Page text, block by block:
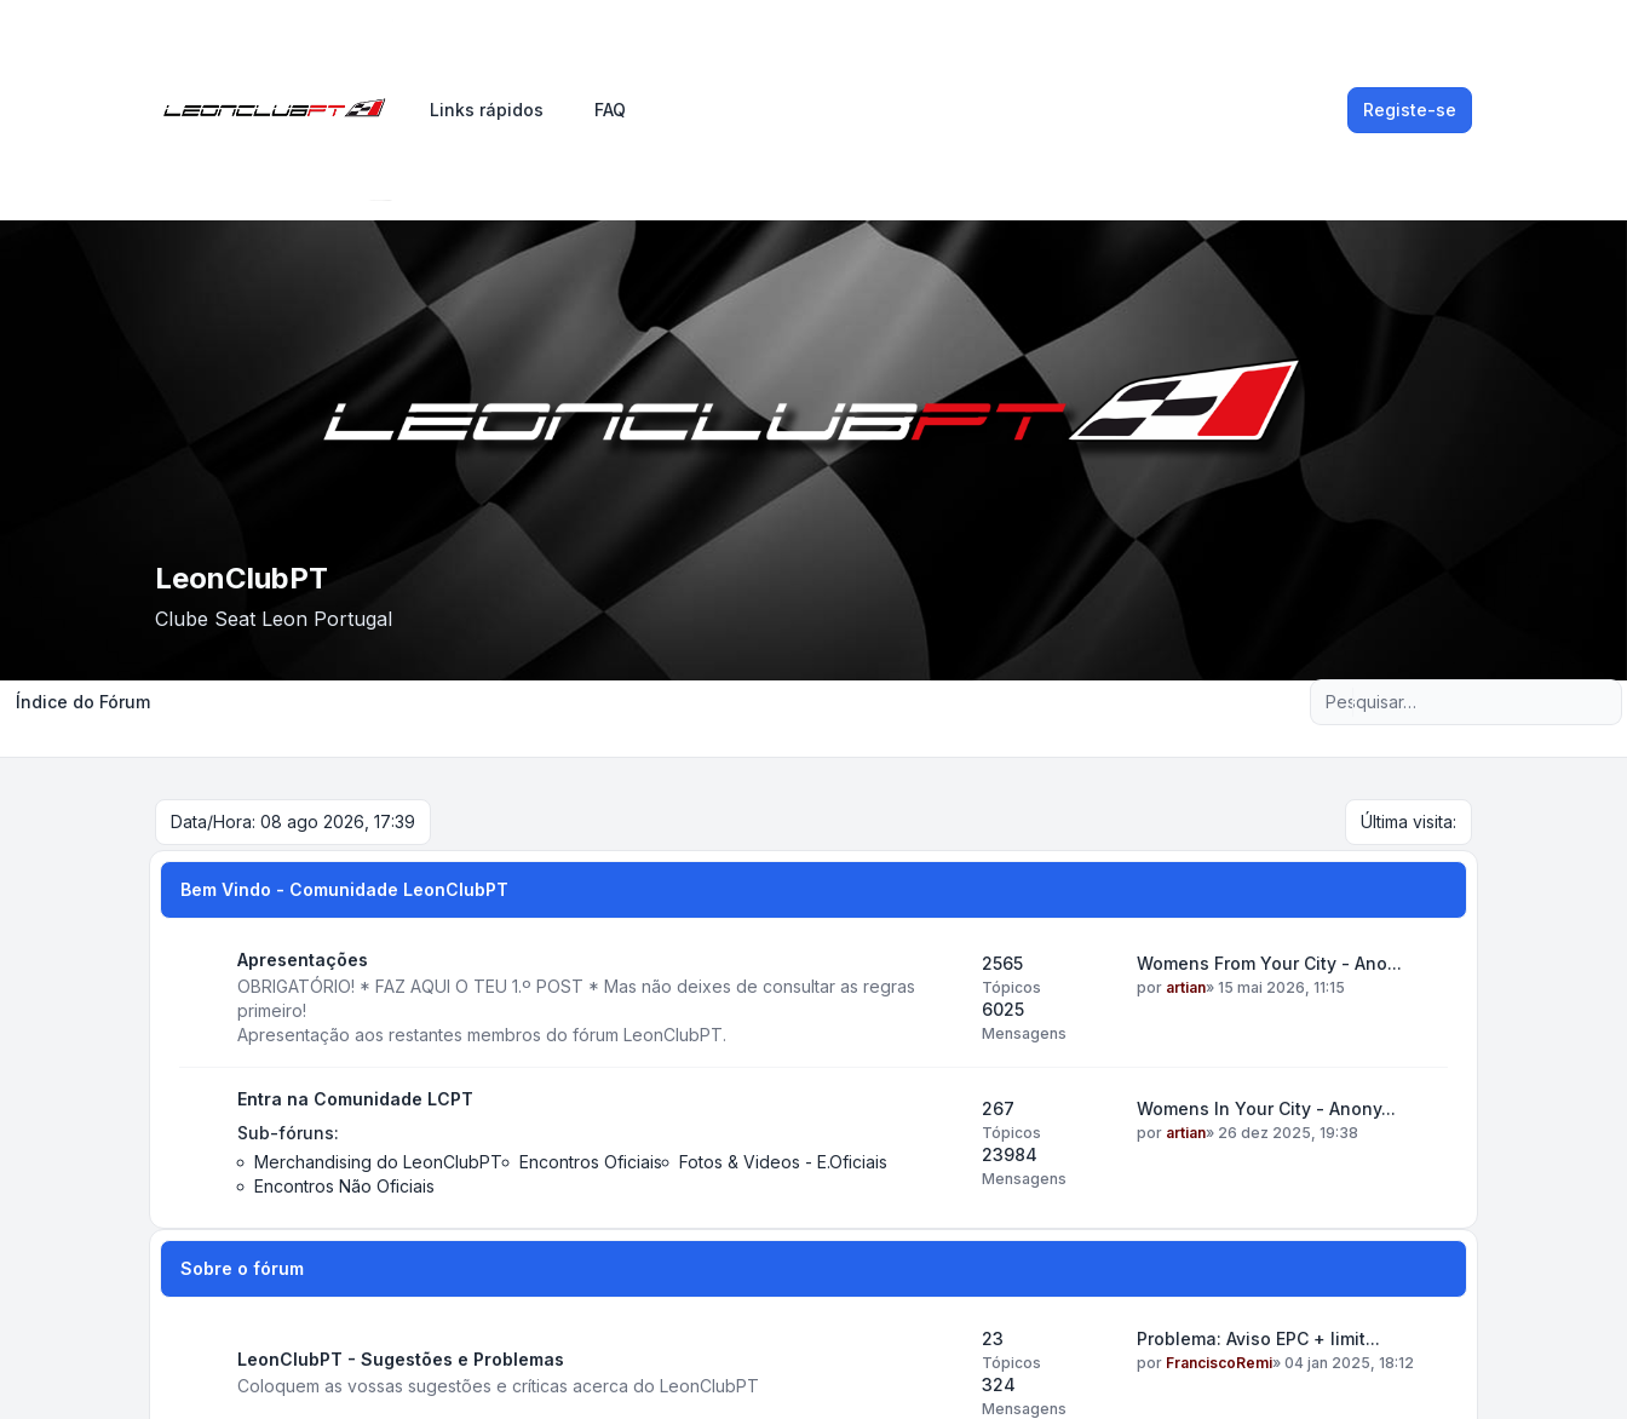
Links rápidos FAQ Registe-se
LeonClubPT
Clube Seat Leon Portugal
Índice do Fórum Pesquisa avançada
Data/Hora: 08 ago 2026, 17:39 Última visita:
Bem Vindo - Comunidade LeonClubPT
Apresentações
OBRIGATÓRIO! * FAZ AQUI O TEU 1.º POST * Mas não deixes de consultar as regras
primeiro!
Apresentação aos restantes membros do fórum LeonClubPT.
2565
Tópicos
6025
Mensagens
Womens From Your City - Ano...
por artian» 15 mai 2026, 11:15
Entra na Comunidade LCPT
Sub-fóruns:
Merchandising do LeonClubPT
Encontros Oficiais
Fotos & Videos - E.Oficiais
Encontros Não Oficiais
267
Tópicos
23984
Mensagens
Womens In Your City - Anony...
por artian» 26 dez 2025, 19:38
Sobre o fórum
LeonClubPT - Sugestões e Problemas
Coloquem as vossas sugestões e críticas acerca do LeonClubPT
23
Tópicos
324
Mensagens
Problema: Aviso EPC + limit...
por FranciscoRemi» 04 jan 2025, 18:12